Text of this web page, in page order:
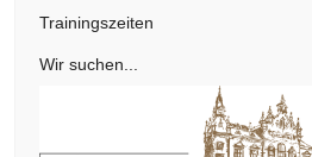
Trainingszeiten
Wir suchen...